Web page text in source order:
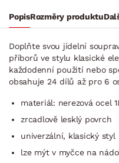
PopisRozměry produktu
Doplňte svou jídelní
příborů ve stylu klasické
každodenní použití nebo
obsahuje 24 dílů až pro 6
materiál: nerezová ocel
zrcadlově lesklý povrch
univerzální, klasický styl
lze mýt v myčce na